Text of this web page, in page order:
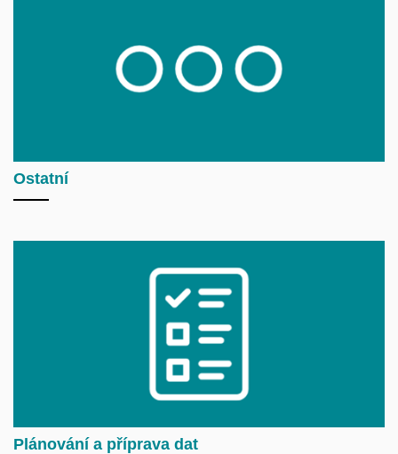
Ostatní
Plánování a příprava dat